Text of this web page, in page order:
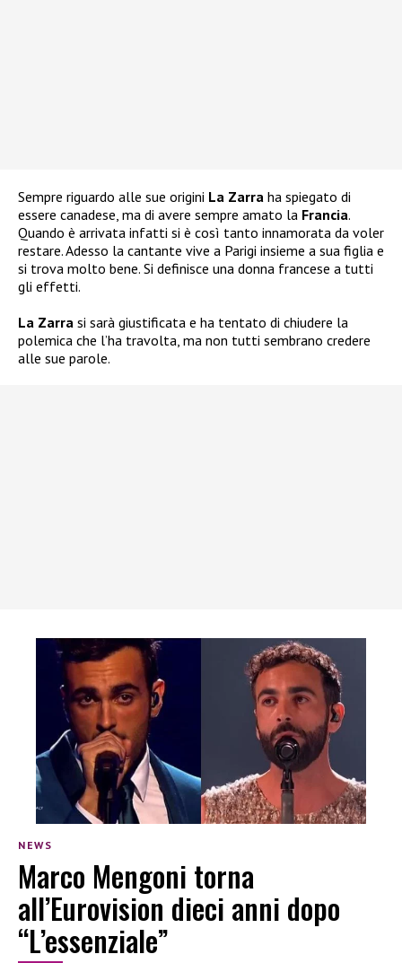
Sempre riguardo alle sue origini La Zarra ha spiegato di
essere canadese, ma di avere sempre amato la Francia.
Quando è arrivata infatti si è così tanto innamorata da voler
restare. Adesso la cantante vive a Parigi insieme a sua figlia e
si trova molto bene. Si definisce una donna francese a tutti
gli effetti.
La Zarra si sarà giustificata e ha tentato di chiudere la
polemica che l’ha travolta, ma non tutti sembrano credere
alle sue parole.
NEWS
Marco Mengoni torna
all’Eurovision dieci anni dopo
“L’essenziale”